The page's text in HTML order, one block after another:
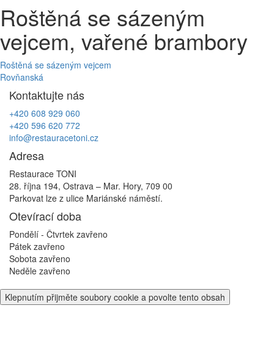
Roštěná se sázeným
vejcem, vařené brambory
Navigace
pro
příspěvek
Roštěná se sázeným vejcem
Rovňanská
Kontaktujte nás
+420 608 929 060
+420 596 620 772
info@restauracetoni.cz
Adresa
Restaurace TONI
28. října 194, Ostrava – Mar. Hory, 709 00
Parkovat lze z ulice Mariánské náměstí.
Otevírací doba
Pondělí - Čtvrtek zavřeno
Pátek zavřeno
Sobota zavřeno
Neděle zavřeno
Klepnutím přijměte soubory cookie a povolte tento obsah